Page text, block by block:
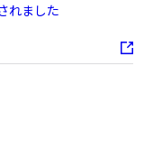
れました